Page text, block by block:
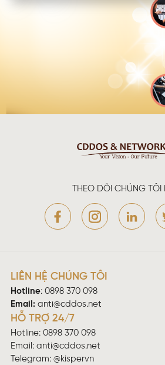
THEO DÕI CHÚNG TÔI
LIÊN HỆ CHÚNG TÔI
Hotline: 0898 370 098
Email: anti@cddos.net
HỖ TRỢ 24/7
Hotline: 0898 370 098
Email: anti@cddos.net
Telegram: @kispervn